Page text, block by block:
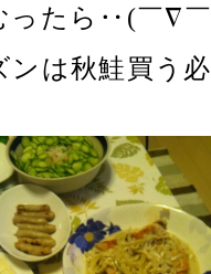
ったら‥(￣∇
ンは秋鮭買う